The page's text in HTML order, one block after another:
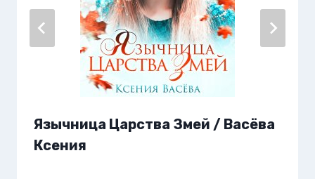
Язычница Царства Змей / Васёва
Ксения